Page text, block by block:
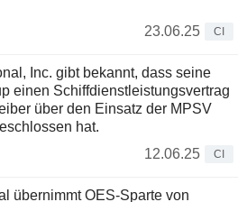
23.06.25
CI
Inc. gibt bekannt, dass seine
einen Schiffdienstleistungsvertrag
über den Einsatz der MPSV
hat.
12.06.25
CI
übernimmt OES-Sparte von